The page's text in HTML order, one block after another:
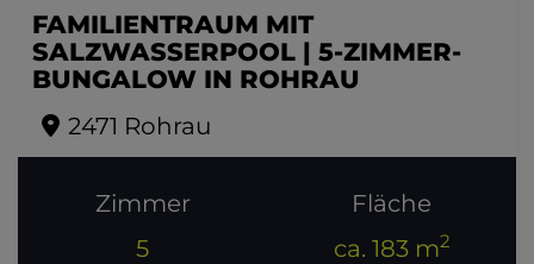
FAMILIENTRAUM MIT
SALZWASSERPOOL | 5-ZIMMER-
BUNGALOW IN ROHRAU
2471 Rohrau
Zimmer
5
Fläche
ca. 183 m2